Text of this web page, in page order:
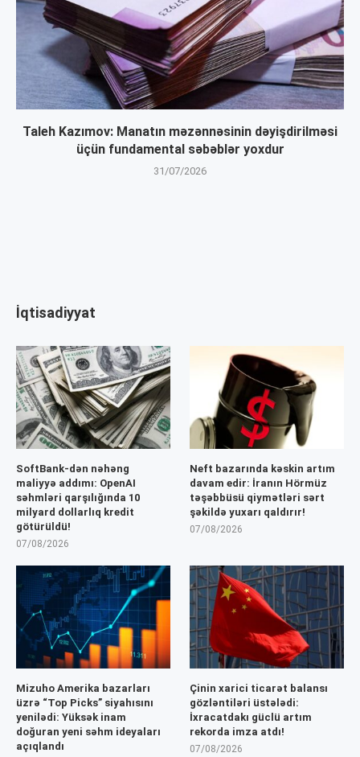
Taleh Kazımov: Manatın məzənnəsinin dəyişdirilməsi
üçün fundamental səbəblər yoxdur
31/07/2026
İqtisadiyyat
SoftBank-dən nəhəng
maliyyə addımı: OpenAI
səhmləri qarşılığında 10
milyard dollarlıq kredit
götürüldü!
07/08/2026
Neft bazarında kəskin artım
davam edir: İranın Hörmüz
təşəbbüsü qiymətləri sərt
şəkildə yuxarı qaldırır!
07/08/2026
Mizuho Amerika bazarları
üzrə “Top Picks” siyahısını
yenilədi: Yüksək inam
doğuran yeni səhm ideyaları
açıqlandı
Çinin xarici ticarət balansı
gözləntiləri üstələdi:
İxracatdakı güclü artım
rekorda imza atdı!
07/08/2026